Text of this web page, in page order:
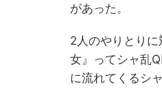
があった。
2人のやりとり
女』ってシャ乱
に流れてくるシ